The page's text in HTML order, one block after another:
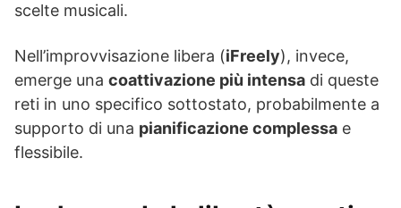
scelte musicali.
Nell’improvvisazione libera (iFreely), invece,
emerge una coattivazione più intensa di queste
reti in uno specifico sottostato, probabilmente a
supporto di una pianificazione complessa e
flessibile.